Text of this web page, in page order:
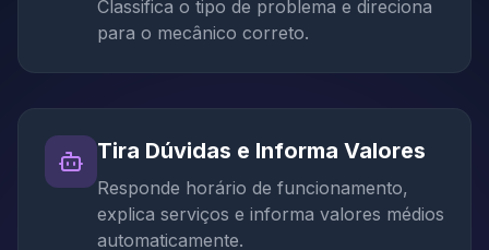
Classifica o tipo de problema e direciona
para o mecânico correto.
Tira Dúvidas e Informa Valores
Responde horário de funcionamento,
explica serviços e informa valores médios
automaticamente.